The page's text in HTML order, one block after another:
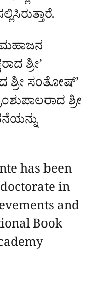
ಶ್ರೀ’
ಶ್ರೀ ಸಂತೋಷ್’
ಶ್ರೀ
has been
in
and
Book